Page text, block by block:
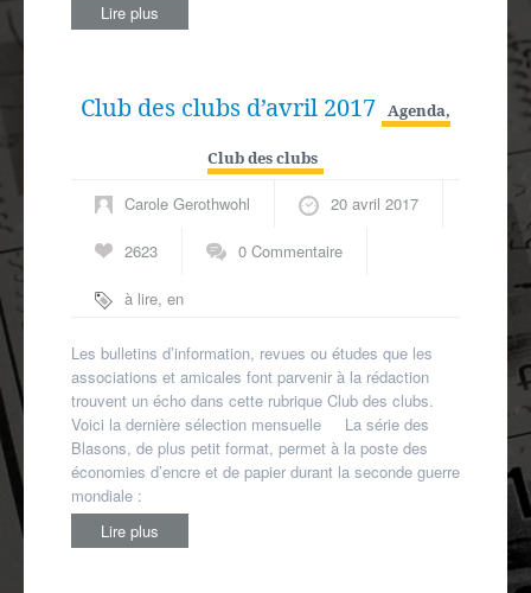
Lire plus
Club des clubs d’avril 2017 Agenda,
Club des clubs
Carole Gerothwohl 20 avril 2017
2623 0 Commentaire
à lire, en
associative
Les bulletins d’information, revues ou études que les
associations et amicales font parvenir à la rédaction
trouvent un écho dans cette rubrique Club des clubs.
Voici la dernière sélection mensuelle La série des
Blasons, de plus petit format, permet à la poste des
économies d’encre et de papier durant la seconde guerre
mondiale :
Lire plus